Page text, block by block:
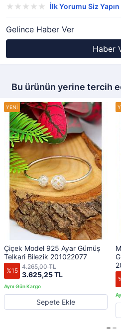
İlk Yorumu Siz Yapın
Gelince Haber Ver
Haber
Bu ürünün yerine tercih
Çiçek Model 925 Ayar Gümüş
Telkari Bilezik 201022077
%15 3.625,25 TL
4.265,00 TL
Sepete Ekle